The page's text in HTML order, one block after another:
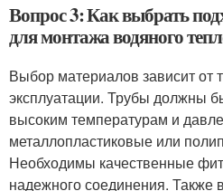
Вопрос 3: Как выбрать
для монтажа водяного
Выбор материалов зависит от
эксплуатации. Трубы должны
высоким температурам и
металлопластиковые или
Необходимы качественные
надежного соединения. Также